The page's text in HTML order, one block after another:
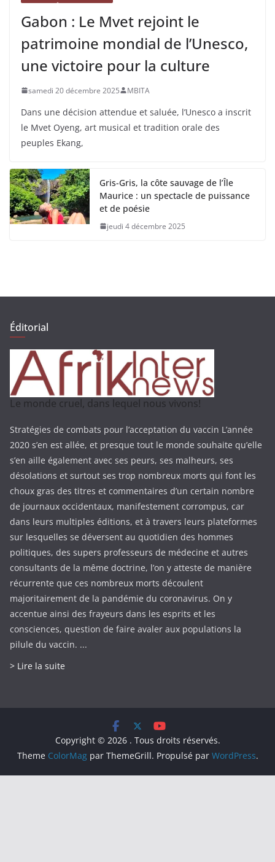
Gabon : Le Mvet rejoint le
patrimoine mondial de l’Unesco,
une victoire pour la culture
samedi 20 décembre 2025 MBITA
Dans une décision attendue et saluée, l’Unesco a inscrit
le Mvet Oyeng, art musical et tradition orale des
peuples Ekang,
Gris-Gris, la côte sauvage de l’Île
Maurice : un spectacle de puissance
et de poésie
jeudi 4 décembre 2025
Éditorial
Le monde cruel, dans lequel nous vivons!
Stratégies de combats pour l’acceptation du vaccin L’année
2020 s’en est allée, et presque tout le monde souhaite qu’elle
s’en aille également avec ses peurs, ses malheurs, ses
désolations et surtout ses trop nombreux morts qui font les
choux gras des titres et commentaires d’un certain nombre
de journaux occidentaux, manifestement corrompus, car
dans leurs multiples éditions, et à travers leurs plateformes
sur lesquelles se déversent au quotidien des hommes
politiques, des supers professeurs de médecine et autres
consultants de la même doctrine, l’on y atteste de manière
récurrente que ces nombreux morts découlent
majoritairement de la pandémie du coronavirus. On y
accentue ainsi des frayeurs dans les esprits et les
consciences, question de faire avaler aux populations la
pilule du vaccin. ...
> Lire la suite
Copyright © 2026 . Tous droits réservés.
Theme ColorMagpar ThemeGrill. Propulsé par WordPress.